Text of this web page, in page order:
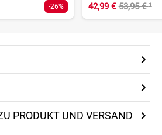
-26%
42,99 € 53,95 €¹
PRODUKT UND VERSAND